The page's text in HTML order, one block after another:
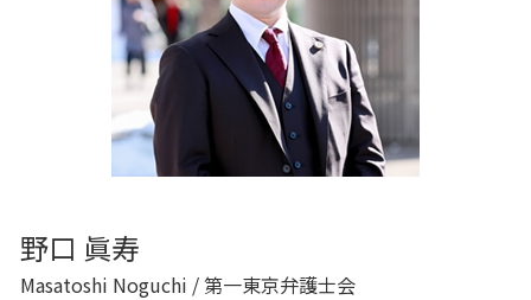
離婚 お金
養育費 時効
養育費 慰謝料
離婚 流れ
離婚 親権
離婚 年金
野口 眞寿
Masatoshi Noguchi / 第一東京弁護士会